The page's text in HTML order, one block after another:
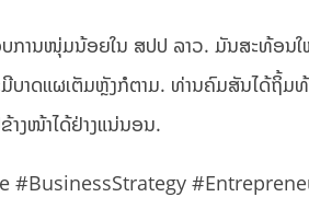
ານໜຸ່ມນ້ອຍໃນ ສປປ ລາວ. ມັນສະທ້ອນ
າດແຜເຕັມຫຼັງກໍຕາມ. ທ່ານຄົມສັນໄດ້ຖິ້ມ
ງໜ້າໄດ້ຢ່າງແນ່ນອນ.